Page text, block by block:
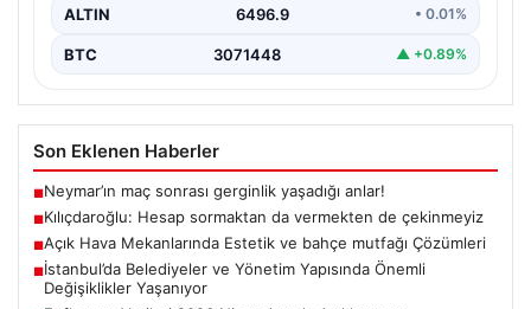
ALTIN 6496.9 • 0.01%
BTC 3071448 ▲ +0.89%
Son Eklenen Haberler
■Neymar’ın maç sonrası gerginlik yaşadığı anlar!
■Kılıçdaroğlu: Hesap sormaktan da vermekten de çekinmeyiz
■Açık Hava Mekanlarında Estetik ve bahçe mutfağı Çözümleri
■İstanbul’da Belediyeler ve Yönetim Yapısında Önemli
Değişiklikler Yaşanıyor